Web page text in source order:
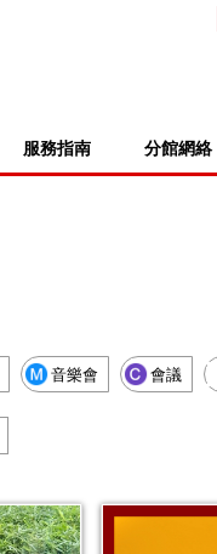
服務指南 分館網絡
音樂會 會議